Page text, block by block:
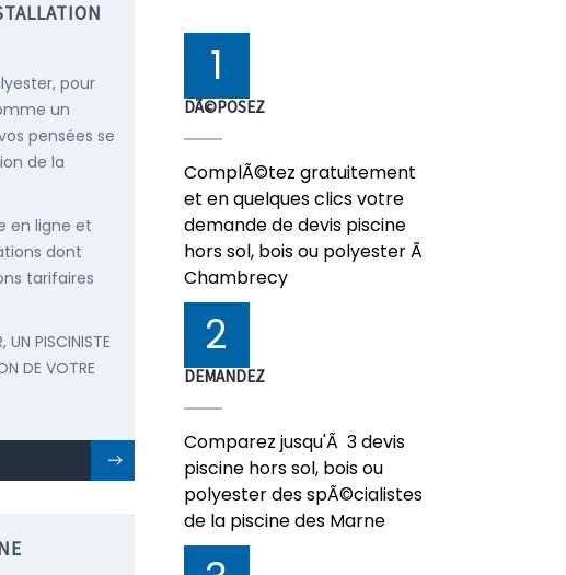
pour
un
pensées se
de la
en ligne et
dont
tarifaires
UN PISCINISTE
DE VOTRE
1
DÃ©POSEZ
ComplÃ©tez gratuitement
et en quelques clics votre
demande de devis piscine
hors sol, bois ou polyester Ã
Chambrecy
2
DEMANDEZ
Comparez jusqu'Ã 3 devis
piscine hors sol, bois ou
polyester des spÃ©cialistes
de la piscine des Marne